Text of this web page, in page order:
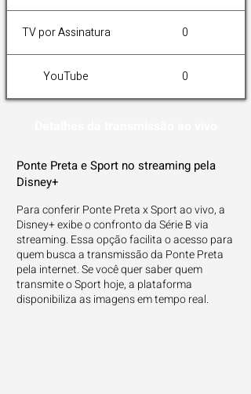
TV por Assinatura 0
YouTube 0
Ponte Preta e Sport no streaming pela
Disney+
Para conferir Ponte Preta x Sport ao vivo, a
Disney+ exibe o confronto da Série B via
streaming. Essa opção facilita o acesso para
quem busca a transmissão da Ponte Preta
pela internet. Se você quer saber quem
transmite o Sport hoje, a plataforma
disponibiliza as imagens em tempo real.